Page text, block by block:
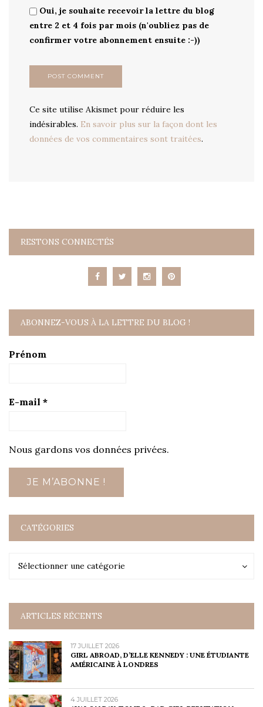
Oui, je souhaite recevoir la lettre du blog
entre 2 et 4 fois par mois (n'oubliez pas de
confirmer votre abonnement ensuite :-))
Ce site utilise Akismet pour réduire les
indésirables. En savoir plus sur la façon dont les
données de vos commentaires sont traitées.
RESTONS CONNECTÉS
ABONNEZ-VOUS À LA LETTRE DU BLOG !
Prénom
E-mail *
Nous gardons vos données privées.
CATÉGORIES
Sélectionner une catégorie
Catégories
ARTICLES RÉCENTS
17 JUILLET 2026
GIRL ABROAD, D’ELLE KENNEDY : UNE ÉTUDIANTE
AMÉRICAINE À LONDRES
4 JUILLET 2026